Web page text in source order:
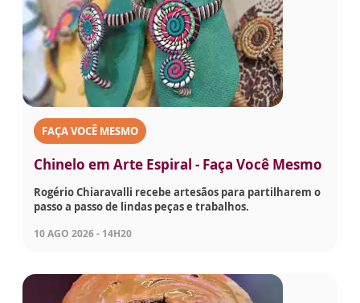
FAÇA VOCÊ MESMO
Chinelo em Arte Espiral - Faça Você Mesmo
Rogério Chiaravalli recebe artesãos para partilharem o
passo a passo de lindas peças e trabalhos.
10 AGO 2026 - 14H20